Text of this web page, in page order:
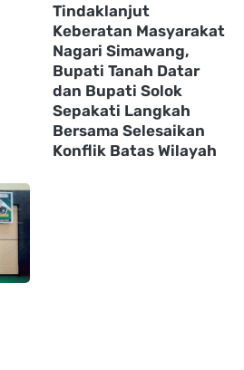
Tindaklanjut
Keberatan Masyarakat
Nagari Simawang,
Bupati Tanah Datar
dan Bupati Solok
Sepakati Langkah
Bersama Selesaikan
Konflik Batas Wilayah